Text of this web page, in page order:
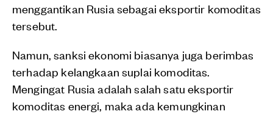
menggantikan Rusia sebagai eksportir komoditas
tersebut.
Namun, sanksi ekonomi biasanya juga berimbas
terhadap kelangkaan suplai komoditas.
Mengingat Rusia adalah salah satu eksportir
komoditas energi, maka ada kemungkinan